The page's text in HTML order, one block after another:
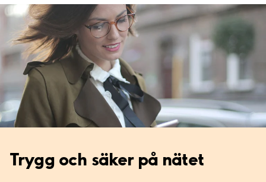
Trygg och säker på nätet